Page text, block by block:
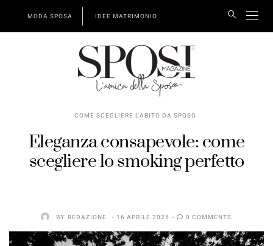
MODA SPOSA IDEE MATRIMONIO
COME SCEGLIERE L'ABITO DA SPOSO
Eleganza consapevole: come
scegliere lo smoking perfetto
BY REDAZIONE 16 APRILE 2025 0 COMMENTS